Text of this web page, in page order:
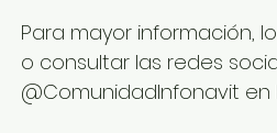
Para mayor información,
o consultar las redes
@ComunidadInfonavit en